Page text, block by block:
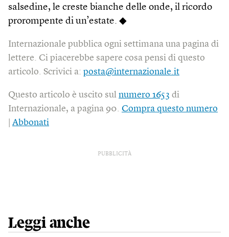
salsedine, le creste bianche delle onde, il ricordo
prorompente di un’estate. ◆
Internazionale pubblica ogni settimana una pagina di
lettere. Ci piacerebbe sapere cosa pensi di questo
articolo. Scrivici a: posta@internazionale.it
Questo articolo è uscito sul numero 1653 di
Internazionale, a pagina 90. Compra questo numero
Abbonati
PUBBLICITÀ
Leggi anche